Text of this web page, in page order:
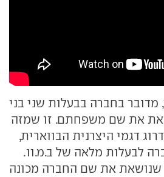
מדובר בחברה בבעלות שני בני
את שם משפחתם. זו שמזה
דגמי היצרנית הבווארית,
לבעלות מלאה של ב.מ.וו.
שנושאת את שם החברה מכונה